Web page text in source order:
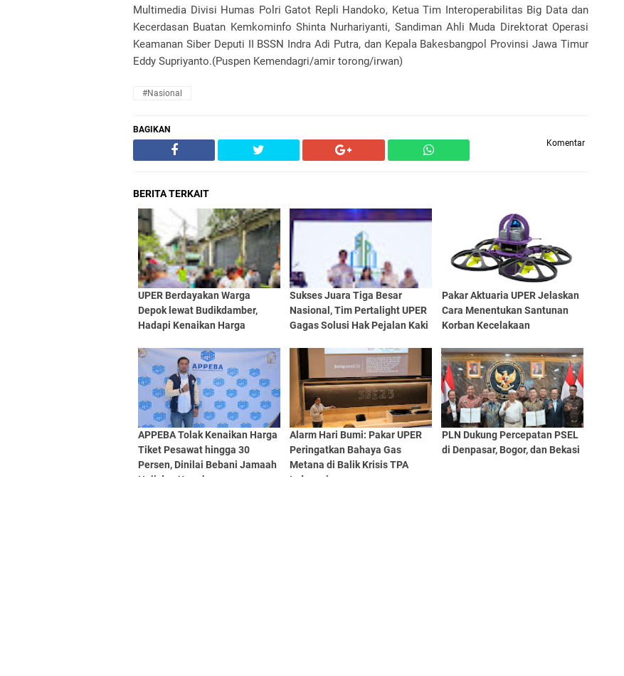
Multimedia Divisi Humas Polri Gatot Repli Handoko, Ketua Tim Interoperabilitas Big Data dan
Kecerdasan Buatan Kemkominfo Shinta Nurhariyanti, Sandiman Ahli Muda Direktorat Operasi
Keamanan Siber Deputi II BSSN Indra Adi Putra, dan Kepala Bakesbangpol Provinsi Jawa Timur
Eddy Supriyanto.(Puspen Kemendagri/amir torong/irwan)
#Nasional
BAGIKAN
Komentar
BERITA TERKAIT
UPER Berdayakan Warga
Depok lewat Budikdamber,
Hadapi Kenaikan Harga
Sukses Juara Tiga Besar
Nasional, Tim Pertalight UPER
Gagas Solusi Hak Pejalan Kaki
Pakar Aktuaria UPER Jelaskan
Cara Menentukan Santunan
Korban Kecelakaan
APPEBA Tolak Kenaikan Harga
Tiket Pesawat hingga 30
Persen, Dinilai Bebani Jamaah
Haji dan Umrah
Alarm Hari Bumi: Pakar UPER
Peringatkan Bahaya Gas
Metana di Balik Krisis TPA
Indonesia
PLN Dukung Percepatan PSEL
di Denpasar, Bogor, dan Bekasi